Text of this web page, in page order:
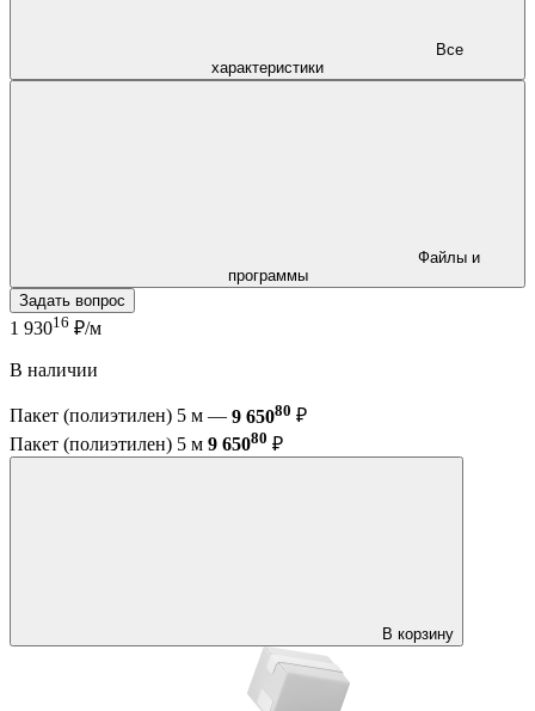
характеристики
программы
Задать вопрос
1 93016 ₽/м
В наличии
Пакет (полиэтилен) 5 м — 9 65080 ₽
Пакет (полиэтилен) 5 м 9 65080 ₽
В корзину